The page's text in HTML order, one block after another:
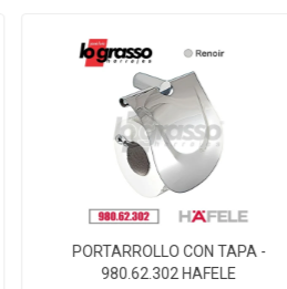
PORTARROLLO CON TAPA -
980.62.302 HAFELE